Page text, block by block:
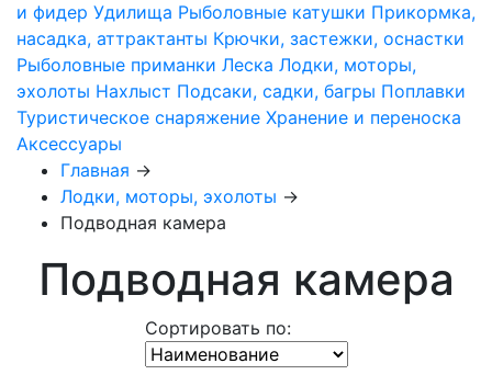
и фидер Удилища Рыболовные катушки Прикормка,
насадка, аттрактанты Крючки, застежки, оснастки
Рыболовные приманки Леска Лодки, моторы,
эхолоты Нахлыст Подсаки, садки, багры Поплавки
Туристическое снаряжение Хранение и переноска
Аксессуары
Главная →
Лодки, моторы, эхолоты →
Подводная камера
Подводная камера
Сортировать по: